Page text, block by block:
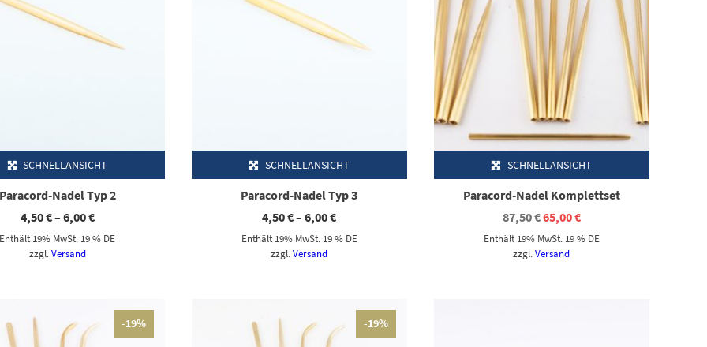
SCHNELLANSICHT
Nadel Typ 2
4,50€– 6,00€Preisspanne:
bis
Enthält 19% MwSt. 19 % DE
zzgl.Versand
SCHNELLANSICHT
Paracord-Nadel Typ 3
4,50€–6,00€Preisspanne:
bis
Enthält 19% MwSt. 19 % DE
zzgl.Versand
SCHNELLANSICHT
Paracord-Nadel Komplettset
87,50€Ursprünglicher
Preis
war:
87,50 €
65,00€Aktueller
ist:
Enthält 19% MwSt. 19 % DE
zzgl.Versand
-19% -19%